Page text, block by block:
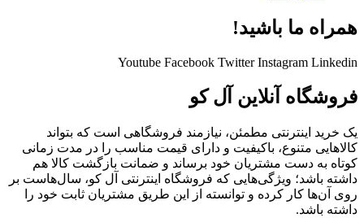
همراه ما باشید!
Youtube Facebook Twitter Instagram Linkedin
فروشگاه آنلاین آل کو
یک خرید اینترنتی مطمئن، نیازمند فروشگاهی است که بتواند
کالاهایی متنوع، باکیفیت و دارای قیمت مناسب را در مدت زمانی
کوتاه به دست مشتریان خود برساند و ضمانت بازگشت کالا هم
داشته باشد؛ ویژگی‌هایی که فروشگاه اینترنتی آل کو، سال‌هاست بر
روی آن‌ها کار کرده و توانسته از این طریق مشتریان ثابت خود را
داشته باشد.